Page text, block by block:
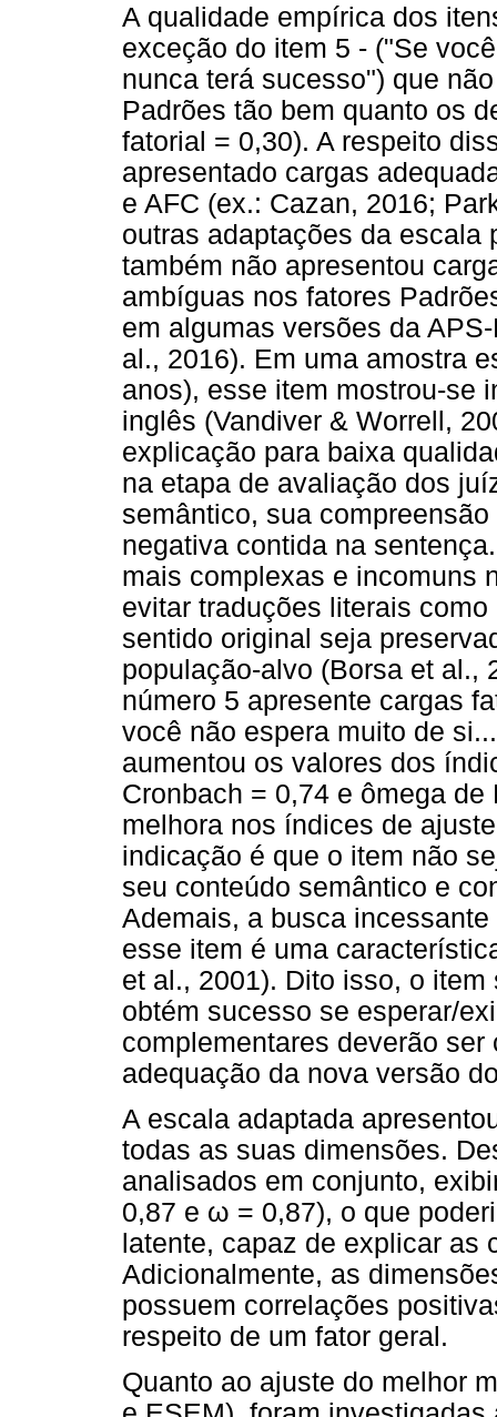
A qualidade empírica dos
exceção do item 5 - ("Se
nunca terá sucesso") que
Padrões tão bem quanto os
fatorial = 0,30). A respeito
apresentado cargas
e AFC (ex.: Cazan, 2016;
outras adaptações da escala
também não apresentou
ambíguas nos fatores
em algumas versões da
al., 2016). Em uma amostra
anos), esse item mostrou-se
inglês (Vandiver & Worrell,
explicação para baixa
na etapa de avaliação dos
semântico, sua
negativa contida na
mais complexas e incomuns
evitar traduções literais
sentido original seja
população-alvo (Borsa et al.,
número 5 apresente cargas
você não espera muito de
aumentou os valores dos
Cronbach = 0,74 e ômega
melhora nos índices de
indicação é que o item não
seu conteúdo semântico e
Ademais, a busca
esse item é uma
et al., 2001). Dito isso, o
obtém sucesso se esperar/
complementares deverão
adequação da nova versão
A escala adaptada
todas as suas dimensões.
analisados em conjunto,
0,87 e ω = 0,87), o que
latente, capaz de explicar as
Adicionalmente, as
possuem correlações
respeito de um fator geral.
Quanto ao ajuste do melhor